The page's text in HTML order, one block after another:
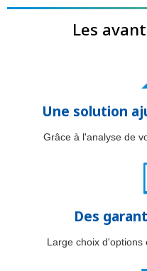
Les
Une solution
Grâce à l'analyse de
Des
Large choix